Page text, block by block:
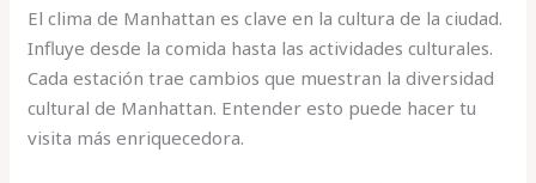
El clima de Manhattan es clave en la cultura de la ciudad.
Influye desde la comida hasta las actividades culturales.
Cada estación trae cambios que muestran la diversidad
cultural de Manhattan. Entender esto puede hacer tu
visita más enriquecedora.